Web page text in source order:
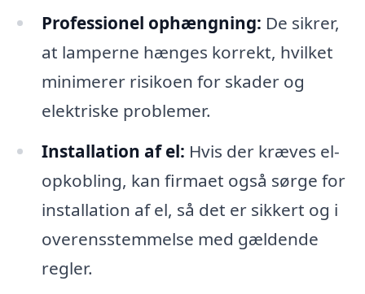
Professionel ophængning: De sikrer,
at lamperne hænges korrekt, hvilket
minimerer risikoen for skader og
elektriske problemer.
Installation af el: Hvis der kræves el-
opkobling, kan firmaet også sørge for
installation af el, så det er sikkert og i
overensstemmelse med gældende
regler.